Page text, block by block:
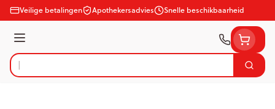
Ga naar de inhoud
Veilige betalingen Apothekersadvies Snelle beschikbaarheid
Menu
Product, merk, categorie...
Zoek